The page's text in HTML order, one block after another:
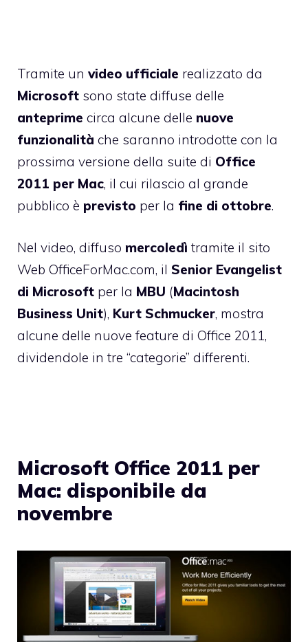
Tramite un video ufficiale realizzato da
Microsoft sono state diffuse delle
anteprime circa alcune delle nuove
funzionalità che saranno introdotte con la
prossima versione della suite di Office
2011 per Mac, il cui rilascio al grande
pubblico è previsto per la fine di ottobre.
Nel video, diffuso mercoledì tramite il sito
Web OfficeForMac.com, il Senior Evangelist
di Microsoft per la MBU (Macintosh
Business Unit), Kurt Schmucker, mostra
alcune delle nuove feature di Office 2011,
dividendole in tre “categorie” differenti.
Microsoft Office 2011 per
Mac: disponibile da
novembre